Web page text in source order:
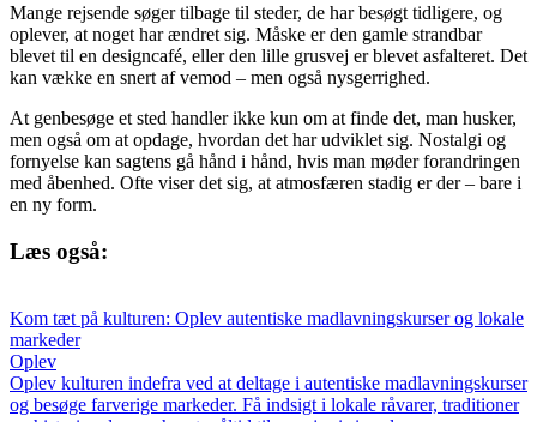
Mange rejsende søger tilbage til steder, de har besøgt tidligere, og
oplever, at noget har ændret sig. Måske er den gamle strandbar
blevet til en designcafé, eller den lille grusvej er blevet asfalteret. Det
kan vække en snert af vemod – men også nysgerrighed.
At genbesøge et sted handler ikke kun om at finde det, man husker,
men også om at opdage, hvordan det har udviklet sig. Nostalgi og
fornyelse kan sagtens gå hånd i hånd, hvis man møder forandringen
med åbenhed. Ofte viser det sig, at atmosfæren stadig er der – bare i
en ny form.
Læs også:
Kom tæt på kulturen: Oplev autentiske madlavningskurser og lokale
markeder
Oplev
Oplev kulturen indefra ved at deltage i autentiske madlavningskurser
og besøge farverige markeder. Få indsigt i lokale råvarer, traditioner